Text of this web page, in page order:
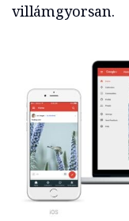
villámgyorsan.